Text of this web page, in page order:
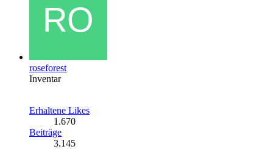
roseforest
Inventar
Erhaltene Likes
1.670
Beiträge
3.145